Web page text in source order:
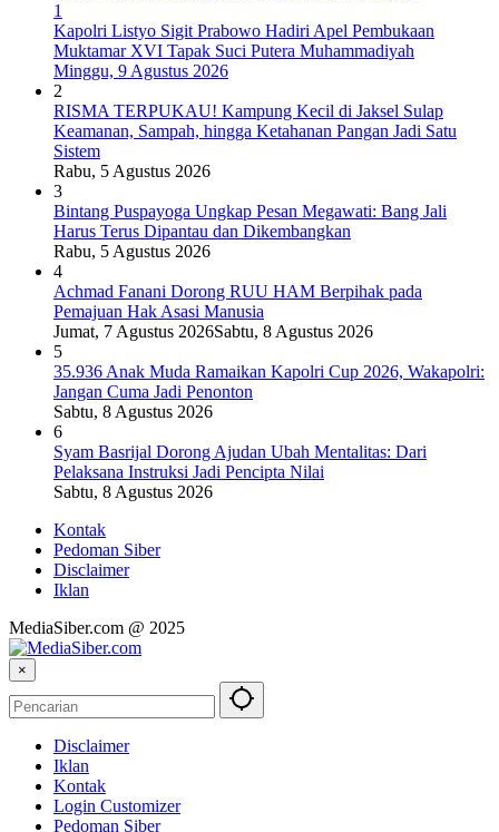
1
Kapolri Listyo Sigit Prabowo Hadiri Apel Pembukaan
Muktamar XVI Tapak Suci Putera Muhammadiyah
Minggu, 9 Agustus 2026
2
RISMA TERPUKAU! Kampung Kecil di Jaksel Sulap
Keamanan, Sampah, hingga Ketahanan Pangan Jadi Satu
Sistem
Rabu, 5 Agustus 2026
3
Bintang Puspayoga Ungkap Pesan Megawati: Bang Jali
Harus Terus Dipantau dan Dikembangkan
Rabu, 5 Agustus 2026
4
Achmad Fanani Dorong RUU HAM Berpihak pada
Pemajuan Hak Asasi Manusia
Jumat, 7 Agustus 2026Sabtu, 8 Agustus 2026
5
35.936 Anak Muda Ramaikan Kapolri Cup 2026, Wakapolri:
Jangan Cuma Jadi Penonton
Sabtu, 8 Agustus 2026
6
Syam Basrijal Dorong Ajudan Ubah Mentalitas: Dari
Pelaksana Instruksi Jadi Pencipta Nilai
Sabtu, 8 Agustus 2026
Kontak
Pedoman Siber
Disclaimer
Iklan
MediaSiber.com @ 2025
×
Disclaimer
Iklan
Kontak
Login Customizer
Pedoman Siber